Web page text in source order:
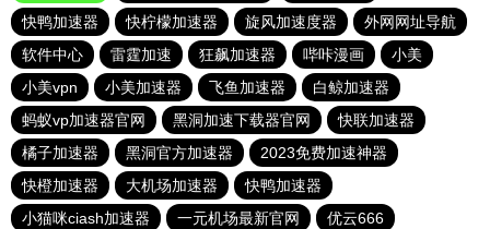
快鸭加速器
快柠檬加速器 旋风加速度器
外网网址导航
软件中心
雷霆加速 狂飙加速器 哔咔漫画
小美
小美vpn
小美加速器 飞鱼加速器
白鲸加速器
蚂蚁vp加速器官网
黑洞加速下载器官网
快联加速器
橘子加速器
黑洞官方加速器
2023免费加速神器
快橙加速器
大机场加速器
快鸭加速器
小猫咪ciash加速器
一元机场最新官网
优云666